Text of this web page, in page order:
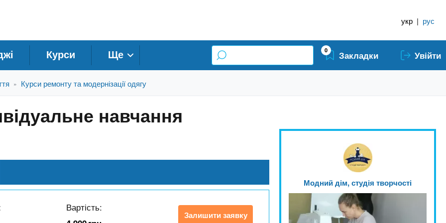
укр | рус
Курси Ще 0 Закладки Увійти
» Курси ремонту та модернізації одягу
навчання
Вартість:
Залишити заявку
Модний дім, студія творчості